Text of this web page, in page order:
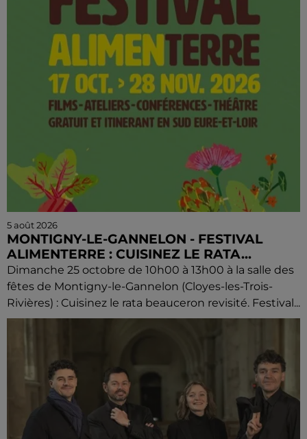
5 août 2026
MONTIGNY-LE-GANNELON - FESTIVAL
ALIMENTERRE : CUISINEZ LE RATA...
Dimanche 25 octobre de 10h00 à 13h00 à la salle des
fêtes de Montigny-le-Gannelon (Cloyes-les-Trois-
Rivières) : Cuisinez le rata beauceron revisité. Festival...